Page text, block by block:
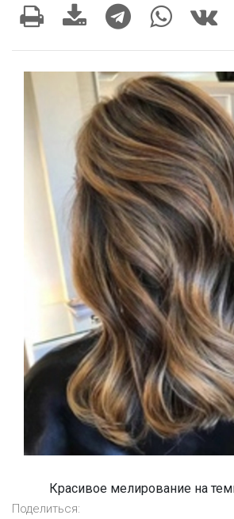
Красивое мелирование на
Поделиться: